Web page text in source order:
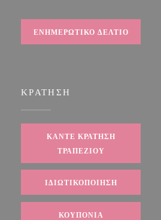
ΕΝΗΜΕΡΩΤΙΚΌ ΔΕΛΤΊΟ
ΚΡΆΤΗΣΗ
ΚΆΝΤΕ ΚΡΆΤΗΣΗ
ΤΡΑΠΕΖΙΟΎ
ΙΔΙΩΤΙΚΟΠΟΊΗΣΗ
ΚΟΥΠΌΝΙΑ